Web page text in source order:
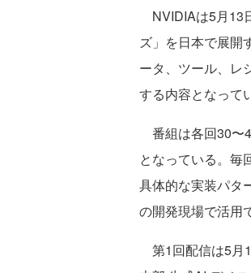
NVIDIAは5月13
ズ」を日本で展開
ータ、ツール、レ
する内容となって
番組は各回30〜
となっている。毎
具体的な実装パタ
の開発現場で活用
第1回配信は5月